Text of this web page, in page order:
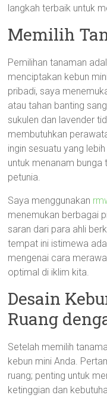
langkah terbaik untuk
Memilih
Pemilihan tanaman
menciptakan kebun
pribadi, saya
atau tahan banting
sukulen dan lavender
membutuhkan
ingin sesuatu yang
untuk menanam bunga
petunia.
Saya menggunakan
menemukan berbagai
saran dari para ahli
tempat ini istimewa
mengenai cara
optimal di iklim kita.
Desain
Ruang
Setelah memilih
kebun mini Anda.
ruang; penting untuk
ketinggian dan